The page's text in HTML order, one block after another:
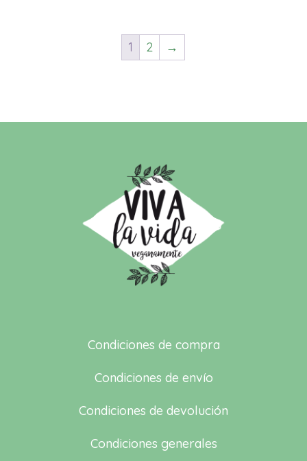
1 2 →
Condiciones de compra
Condiciones de envío
Condiciones de devolución
Condiciones generales